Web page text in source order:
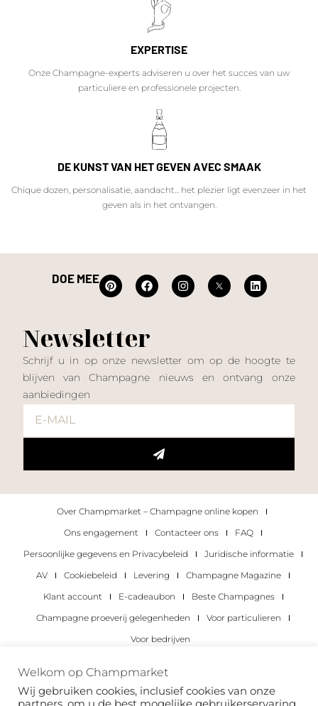
EXPERTISE
Onze Champagne-experts adviseren u over het succes van uw
particuliere en professionele projecten.
DE KUNST VAN HET GEVEN AVEC SMAAK
Chique dozen, personalisatie, aandacht... het plezier ligt evenzeer in het
geven als in het ontvangen.
DOE MEE
Newsletter
Schrijf u in op onze newsletter om op de hoogte te
blijven van Champagne nieuws en ontvang onze
aanbiedingen
Over Champmarket – Champagne online kopen
Ons engagement
Contacteer ons
FAQ
Persoonlijke gegevens en Privacybeleid
Juridische informatie
AV
Cookiebeleid Levering
Champagne Magazine
Klant account
E-cadeaubon
Beste Champagnes
Champagne proeverij gelegenheden
Voor particulieren
Voor bedrijven
Copyright 2022 © alle rechten voorbehouden.
Welkom op Champmarket
Wij gebruiken cookies, inclusief cookies van onze